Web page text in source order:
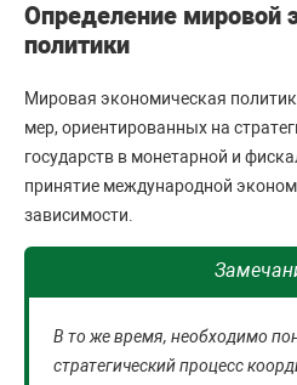
Определение мировой
политики
Мировая экономическая
мер, ориентированных на
государств в монетарной и
принятие международной
зависимости.
В то же время, необходимо
стратегический процесс